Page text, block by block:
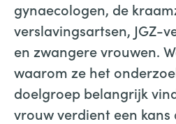
gynaecologen, de
verslavingsartsen, JGZ-
en zwangere vrouwen.
waarom ze het
doelgroep belangrijk
vrouw verdient een kans